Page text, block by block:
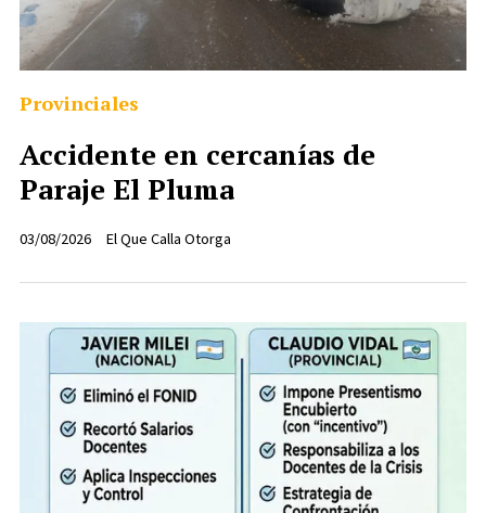
Accidente en cercanías de
Paraje El Pluma
El Que Calla Otorga
Provinciales
03/08/2026